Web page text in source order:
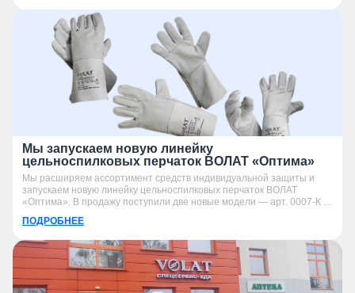
Мы запускаем новую линейку
цельноспилковых перчаток ВОЛАТ «Оптима»
Мы расширяем ассортимент средств индивидуальной защиты и
запускаем новую линейку цельноспилковых перчаток ВОЛАТ
«Оптима». В продажу поступили две новые модели — арт. 0007-К и
ПОДРОБНЕЕ